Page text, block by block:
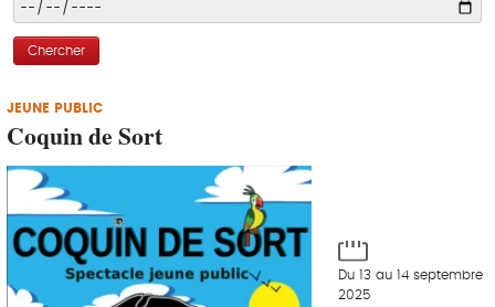
Chercher
JEUNE PUBLIC
Coquin de Sort
Du 13 au 14 septembre
2025